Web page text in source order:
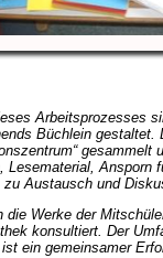
Arbeitsprozesses
Büchlein gestaltet.
gesammelt
Lesematerial, Ansporn
zu Austausch und
die Werke der
konsultiert. Der
ein gemeinsamer